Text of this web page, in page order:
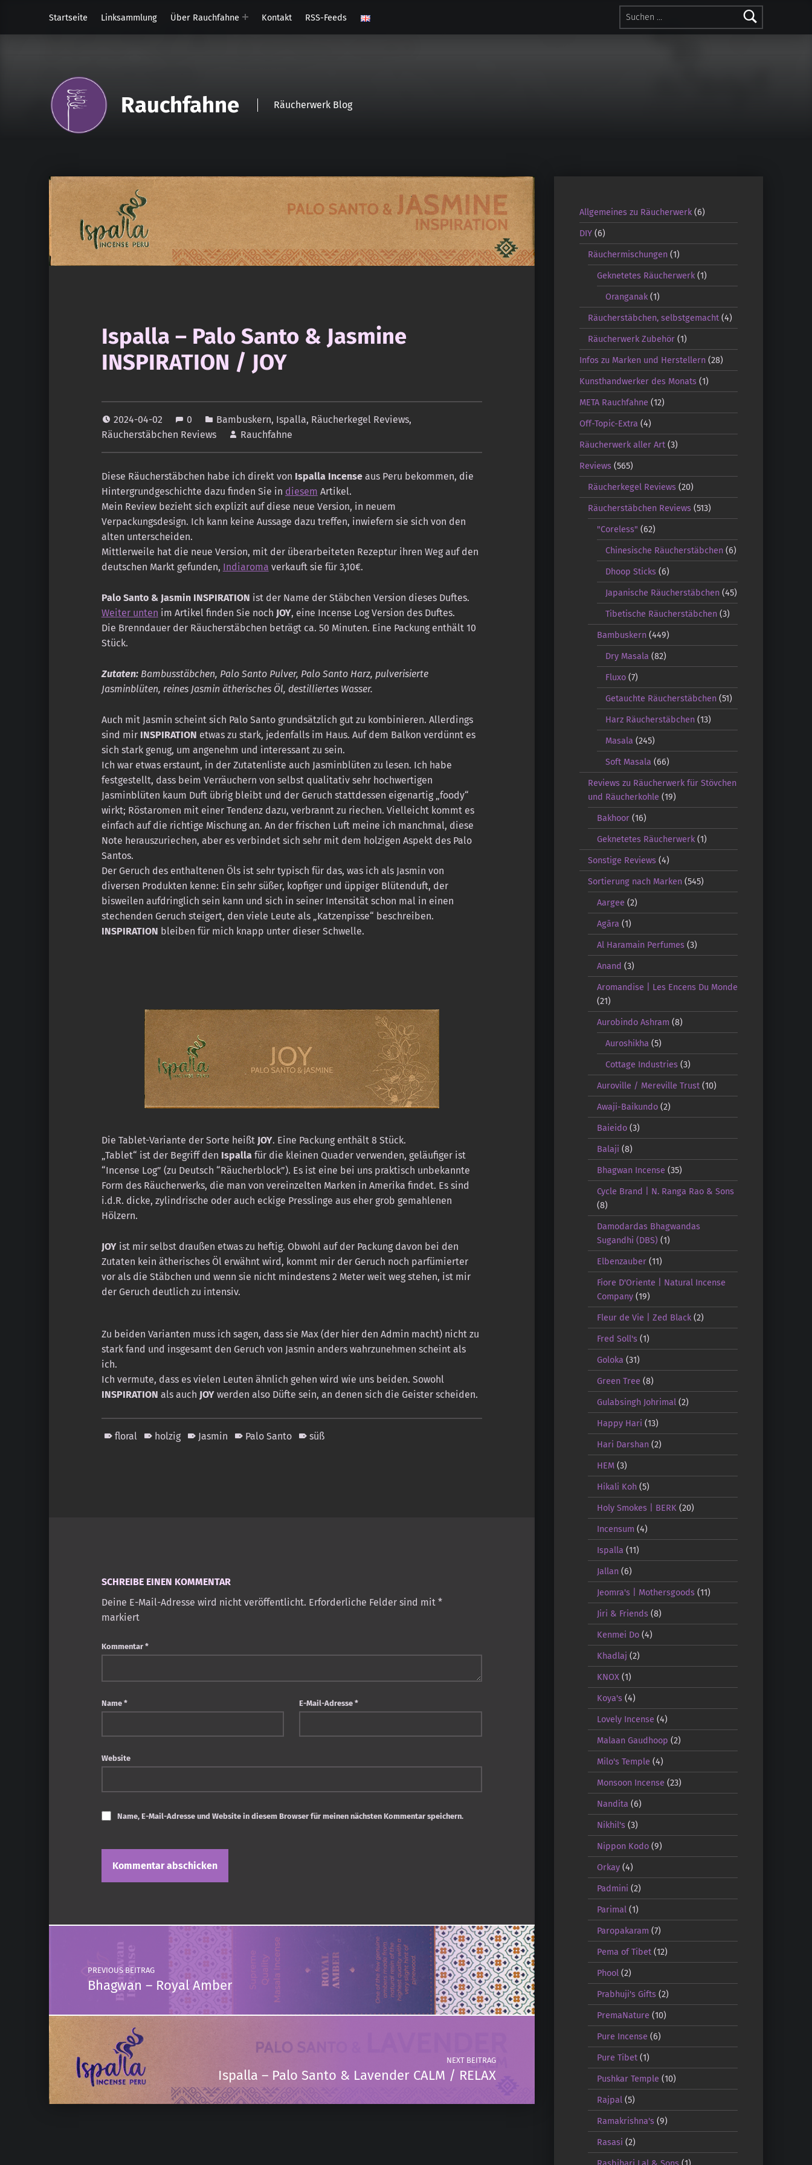
Suchen nach:
Startseite
Linksammlung Über Rauchfahne Kontakt RSS-Feeds
Rauchfahne Räucherwerk Blog
Ispalla – Palo Santo & Jasmine
INSPIRATION / JOY
2024-04-02 0 Bambuskern, Ispalla, Räucherkegel Reviews,
Räucherstäbchen Reviews
Rauchfahne
Diese Räucherstäbchen habe ich direkt von Ispalla Incenseaus Peru bekommen, die
Hintergrundgeschichte dazu finden Sie in diesem Artikel.
Mein Review bezieht sich explizit auf diese neue Version, in neuem
Verpackungsdesign. Ich kann keine Aussage dazu treffen, inwiefern sie sich von den
alten unterscheiden.
Mittlerweile hat die neue Version, mit der überarbeiteten Rezeptur ihren Weg auf den
deutschen Markt gefunden, Indiaroma verkauft sie für 3,10€.
Palo Santo & Jasmin INSPIRATION ist der Name der Stäbchen Version dieses Duftes.
Weiter unten im Artikel finden Sie noch JOY, eine Incense Log Version des Duftes.
Die Brenndauer der Räucherstäbchen beträgt ca. 50 Minuten. Eine Packung enthält 10
Stück.
Zutaten:Bambusstäbchen, Palo Santo Pulver, Palo Santo Harz, pulverisierte
Jasminblüten, reines Jasmin ätherisches Öl, destilliertes Wasser.
Auch mit Jasmin scheint sich Palo Santo grundsätzlich gut zu kombinieren. Allerdings
sind mir INSPIRATION etwas zu stark, jedenfalls im Haus. Auf dem Balkon verdünnt es
sich stark genug, um angenehm und interessant zu sein.
Ich war etwas erstaunt, in der Zutatenliste auch Jasminblüten zu lesen. Ich habe
festgestellt, dass beim Verräuchern von selbst qualitativ sehr hochwertigen
Jasminblüten kaum Duft übrig bleibt und der Geruch stattdessen eigenartig „foody“
wirkt; Röstaromen mit einer Tendenz dazu, verbrannt zu riechen. Vielleicht kommt es
einfach auf die richtige Mischung an. An der frischen Luft meine ich manchmal, diese
Note herauszuriechen, aber es verbindet sich sehr mit dem holzigen Aspekt des Palo
Santos.
Der Geruch des enthaltenen Öls ist sehr typisch für das, was ich als Jasmin von
diversen Produkten kenne: Ein sehr süßer, kopfiger und üppiger Blütenduft, der
bisweilen aufdringlich sein kann und sich in seiner Intensität schon mal in einen
stechenden Geruch steigert, den viele Leute als „Katzenpisse“ beschreiben.
INSPIRATION bleiben für mich knapp unter dieser Schwelle.
Die Tablet-Variante der Sorte heißt JOY. Eine Packung enthält 8 Stück.
„Tablet“ ist der Begriff den Ispallafür die kleinen Quader verwenden, geläufiger ist
“Incense Log” (zu Deutsch “Räucherblock”). Es ist eine bei uns praktisch unbekannte
Form des Räucherwerks, die man von vereinzelten Marken in Amerika findet. Es sind
i.d.R. dicke, zylindrische oder auch eckige Presslinge aus eher grob gemahlenen
Hölzern.
JOYist mir selbst draußen etwas zu heftig. Obwohl auf der Packung davon bei den
Zutaten kein ätherisches Öl erwähnt wird, kommt mir der Geruch noch parfümierter
vor als die Stäbchen und wenn sie nicht mindestens 2 Meter weit weg stehen, ist mir
der Geruch deutlich zu intensiv.
Zu beiden Varianten muss ich sagen, dass sie Max (der hier den Admin macht) nicht zu
stark fand und insgesamt den Geruch von Jasmin anders wahrzunehmen scheint als
ich.
Ich vermute, dass es vielen Leuten ähnlich gehen wird wie uns beiden. Sowohl
INSPIRATION als auch JOYwerden also Düfte sein, an denen sich die Geister scheiden.
floral holzig Jasmin Palo Santo süß
SCHREIBE EINEN KOMMENTAR
Deine E-Mail-Adresse wird nicht veröffentlicht. Erforderliche Felder sind mit *
markiert
Kommentar *
Name * E-Mail-Adresse*
Website
Name, E-Mail-Adresse und Website in diesem Browser für meinen nächsten Kommentar speichern.
Post navigation
PREVIOUS BEITRAG
Bhagwan – Royal Amber
NEXT BEITRAG
Ispalla – Palo Santo & Lavender CALM / RELAX
Allgemeines zu Räucherwerk(6)
DIY(6)
Räuchermischungen (1)
Geknetetes Räucherwerk(1)
Oranganak (1)
Räucherstäbchen, selbstgemacht (4)
Räucherwerk Zubehör (1)
Infos zu Marken und Herstellern(28)
Kunsthandwerker des Monats(1)
META Rauchfahne (12)
Off-Topic-Extra (4)
Räucherwerk aller Art(3)
Reviews(565)
Räucherkegel Reviews (20)
Räucherstäbchen Reviews (513)
"Coreless" (62)
Chinesische Räucherstäbchen (6)
Dhoop Sticks (6)
Japanische Räucherstäbchen (45)
Tibetische Räucherstäbchen (3)
Bambuskern(449)
Dry Masala (82)
Fluxo (7)
Getauchte Räucherstäbchen (51)
Harz Räucherstäbchen (13)
Masala (245)
Soft Masala (66)
Reviews zu Räucherwerk für Stövchen
und Räucherkohle (19)
Bakhoor(16)
Geknetetes Räucherwerk(1)
Sonstige Reviews (4)
Sortierung nach Marken (545)
Aargee (2)
Agāra (1)
Al Haramain Perfumes(3)
Anand (3)
Aromandise | Les Encens Du Monde
(21)
Aurobindo Ashram (8)
Auroshikha (5)
Cottage Industries (3)
Auroville / Mereville Trust(10)
Awaji-Baikundo(2)
Baieido(3)
Balaji (8)
Bhagwan Incense (35)
Cycle Brand | N. Ranga Rao & Sons
(8)
Damodardas Bhagwandas
Sugandhi (DBS) (1)
Elbenzauber(11)
Fiore D'Oriente | Natural Incense
Company(19)
Fleur de Vie | Zed Black(2)
Fred Soll's(1)
Goloka (31)
Green Tree (8)
Gulabsingh Johrimal (2)
Happy Hari (13)
Hari Darshan(2)
HEM(3)
Hikali Koh(5)
Holy Smokes | BERK (20)
Incensum (4)
Ispalla (11)
Jallan(6)
Jeomra's | Mothersgoods(11)
Jiri & Friends(8)
Kenmei Do(4)
Khadlaj (2)
KNOX (1)
Koya's(4)
Lovely Incense (4)
Malaan Gaudhoop (2)
Milo's Temple (4)
Monsoon Incense (23)
Nandita (6)
Nikhil's(3)
Nippon Kodo(9)
Orkay(4)
Padmini (2)
Parimal (1)
Paropakaram (7)
Pema of Tibet(12)
Phool (2)
Prabhuji's Gifts(2)
PremaNature (10)
Pure Incense (6)
Pure Tibet(1)
Pushkar Temple (10)
Rajpal (5)
Ramakrishna's(9)
Rasasi (2)